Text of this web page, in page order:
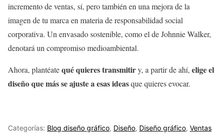
incremento de ventas, sí, pero también en una mejora de la
imagen de tu marca en materia de responsabilidad social
corporativa. Un envasado sostenible, como el de Johnnie Walker,
denotará un compromiso medioambiental.
Ahora, plantéatequé quieres transmitiry, a partir de ahí, elige el
diseño que más se ajuste a esas ideasque quieres evocar.
Categorías: Blog diseño gráfico, Diseño, Diseño gráfico, Ventas